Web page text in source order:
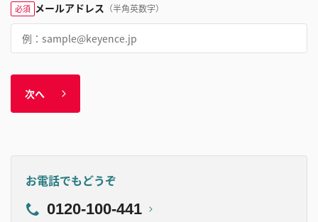
必須 メールアドレス （半角英数字）
次へ
お電話でもどうぞ
0120-100-441